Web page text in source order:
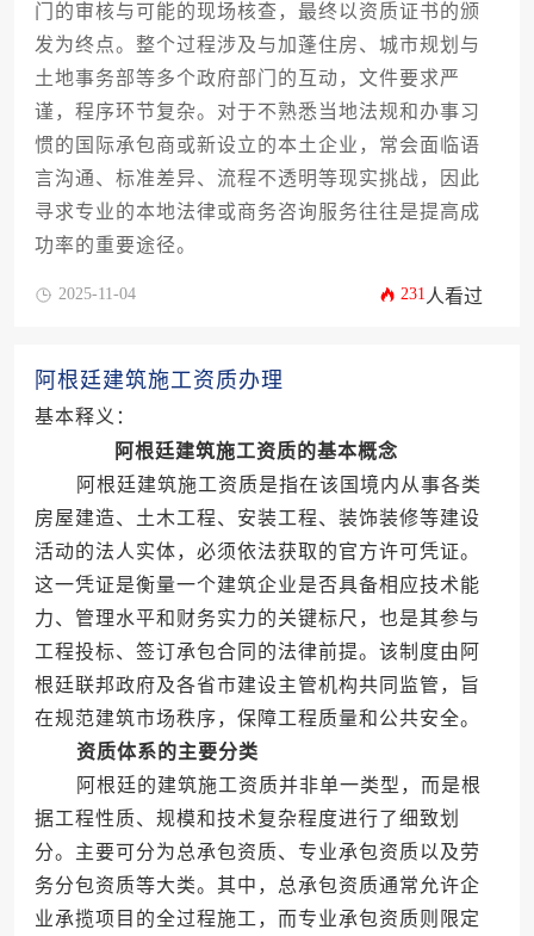
门的审核与可能的现场核查，最终以资质证书的颁
发为终点。整个过程涉及与加蓬住房、城市规划与
土地事务部等多个政府部门的互动，文件要求严
谨，程序环节复杂。对于不熟悉当地法规和办事习
惯的国际承包商或新设立的本土企业，常会面临语
言沟通、标准差异、流程不透明等现实挑战，因此
寻求专业的本地法律或商务咨询服务往往是提高成
功率的重要途径。
2025-11-04 231 人看过
阿根廷建筑施工资质办理
基本释义：
阿根廷建筑施工资质的基本概念
阿根廷建筑施工资质是指在该国境内从事各类
房屋建造、土木工程、安装工程、装饰装修等建设
活动的法人实体，必须依法获取的官方许可凭证。
这一凭证是衡量一个建筑企业是否具备相应技术能
力、管理水平和财务实力的关键标尺，也是其参与
工程投标、签订承包合同的法律前提。该制度由阿
根廷联邦政府及各省市建设主管机构共同监管，旨
在规范建筑市场秩序，保障工程质量和公共安全。
资质体系的主要分类
阿根廷的建筑施工资质并非单一类型，而是根
据工程性质、规模和技术复杂程度进行了细致划
分。主要可分为总承包资质、专业承包资质以及劳
务分包资质等大类。其中，总承包资质通常允许企
业承揽项目的全过程施工，而专业承包资质则限定